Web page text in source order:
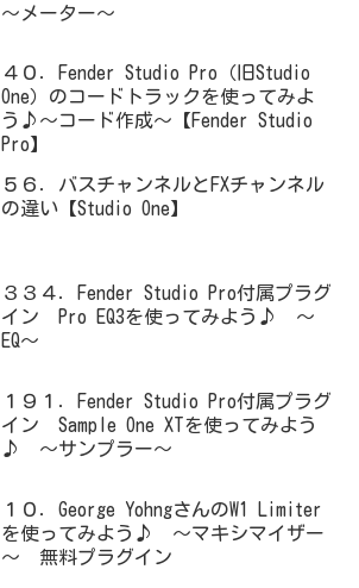
～メーター～
４０．Fender Studio Pro（旧Studio
One）のコードトラックを使ってみよ
う♪～コード作成～【Fender Studio
Pro】
５６．バスチャンネルとFXチャンネル
の違い【Studio One】
３３４．Fender Studio Pro付属プラグ
イン Pro EQ3を使ってみよう♪ ～
EQ～
１９１．Fender Studio Pro付属プラグ
イン Sample One XTを使ってみよう
♪ ～サンプラー～
１０．George YohngさんのW1 Limiter
を使ってみよう♪ ～マキシマイザー
～ 無料プラグイン